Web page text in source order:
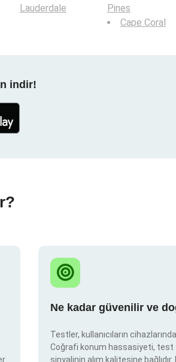
Lauderdale
Pines
Cape Coral
indir!
Ne kadar güvenilir ve
Testler, kullanıcıların
Coğrafi konum hassasiyeti, test
sinyalinin alım kalitesine